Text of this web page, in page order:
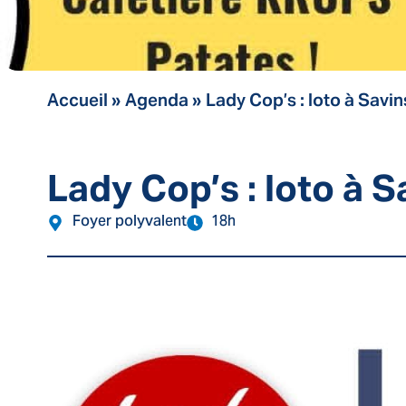
Accueil»Agenda»Lady Cop’s : loto à
Lady Cop’s : loto à
Foyer polyvalent 18h